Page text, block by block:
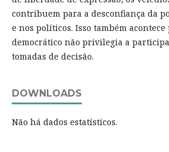
contribuem para a desconfiança da
e nos políticos. Isso também
democrático não privilegia a
tomadas de decisão.
DOWNLOADS
Não há dados estatísticos.